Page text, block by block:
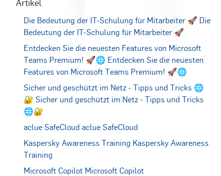
Die Bedeutung der IT-Schulung für Mitarbeiter 🚀 Die
Bedeutung der IT-Schulung für Mitarbeiter 🚀
Entdecken Sie die neuesten Features von Microsoft
Teams Premium! 🚀🌐 Entdecken Sie die neuesten
Features von Microsoft Teams Premium! 🚀🌐
Sicher und geschützt im Netz - Tipps und Tricks 🌐
🔐 Sicher und geschützt im Netz - Tipps und Tricks
🌐🔐
aclue SafeCloud aclue SafeCloud
Kaspersky Awareness Training Kaspersky Awareness
Training
Microsoft Copilot Microsoft Copilot